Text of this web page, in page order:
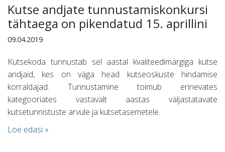
Kutse andjate tunnustamiskonkursi
tähtaega on pikendatud 15. aprillini
09.04.2019
Kutsekoda tunnustab sel aastal kvaliteedimärgiga kutse
andjaid, kes on väga head kutseoskuste hindamise
korraldajad. Tunnustamine toimub erinevates
kategooriates vastavalt aastas väljastatavate
kutsetunnistuste arvule ja kutsetasemetele.
Loe edasi »